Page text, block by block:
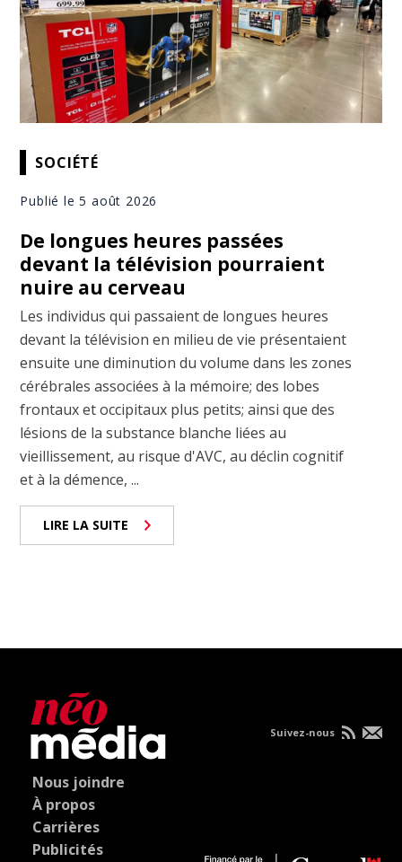
SOCIÉTÉ
Publié le 5 août 2026
De longues heures passées
devant la télévision pourraient
nuire au cerveau
Les individus qui passaient de longues heures
devant la télévision en milieu de vie présentaient
ensuite une diminution du volume dans les zones
cérébrales associées à la mémoire; des lobes
frontaux et occipitaux plus petits; ainsi que des
lésions de la substance blanche liées au
vieillissement, au risque d'AVC, au déclin cognitif
et à la démence, ...
LIRE LA SUITE
Nous joindre
À propos
Carrières
Publicités
Suivez-nous